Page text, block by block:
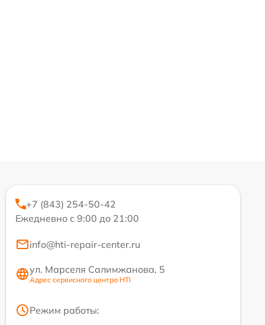
+7 (843) 254-50-42
Ежедневно с 9:00 до 21:00
info@hti-repair-center.ru
ул. Марселя Салимжанова, 5
Адрес сервисного центра HTI
Режим работы: